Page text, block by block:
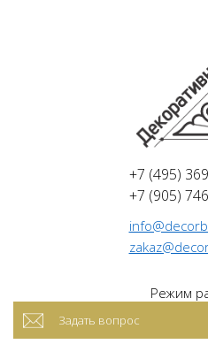
+7 (495)
+7 (905)
Режим
Задать вопрос